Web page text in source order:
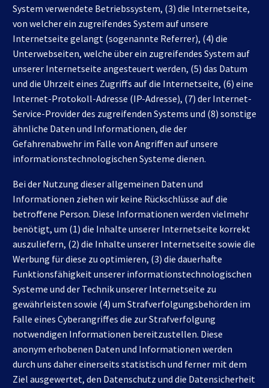
System verwendete Betriebssystem, (3) die Internetseite,
von welcher ein zugreifendes System auf unsere
Internetseite gelangt (sogenannte Referrer), (4) die
Unterwebseiten, welche über ein zugreifendes System auf
unserer Internetseite angesteuert werden, (5) das Datum
und die Uhrzeit eines Zugriffs auf die Internetseite, (6) eine
Internet-Protokoll-Adresse (IP-Adresse), (7) der Internet-
Service-Provider des zugreifenden Systems und (8) sonstige
ähnliche Daten und Informationen, die der
Gefahrenabwehr im Falle von Angriffen auf unsere
informationstechnologischen Systeme dienen.
Bei der Nutzung dieser allgemeinen Daten und
Informationen ziehen wir keine Rückschlüsse auf die
betroffene Person. Diese Informationen werden vielmehr
benötigt, um (1) die Inhalte unserer Internetseite korrekt
auszuliefern, (2) die Inhalte unserer Internetseite sowie die
Werbung für diese zu optimieren, (3) die dauerhafte
Funktionsfähigkeit unserer informationstechnologischen
Systeme und der Technik unserer Internetseite zu
gewährleisten sowie (4) um Strafverfolgungsbehörden im
Falle eines Cyberangriffes die zur Strafverfolgung
notwendigen Informationen bereitzustellen. Diese
anonym erhobenen Daten und Informationen werden
durch uns daher einerseits statistisch und ferner mit dem
Ziel ausgewertet, den Datenschutz und die Datensicherheit